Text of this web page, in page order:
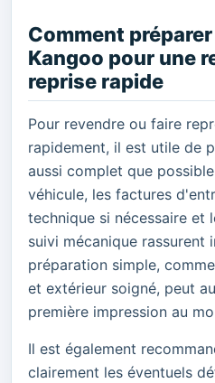
Comment
Kangoo pour une
reprise rapide
Pour revendre ou faire
rapidement, il est utile de
aussi complet que
véhicule, les factures
technique si nécessaire et
suivi mécanique rassurent
préparation simple,
et extérieur soigné, peut
première impression au
Il est également
clairement les éventuels